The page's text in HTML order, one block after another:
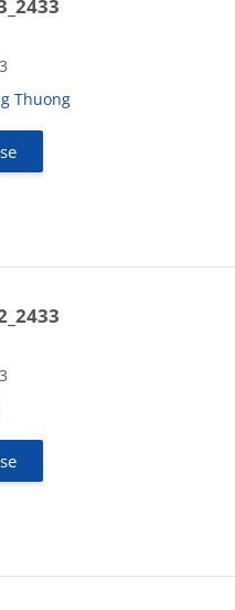
Thuong